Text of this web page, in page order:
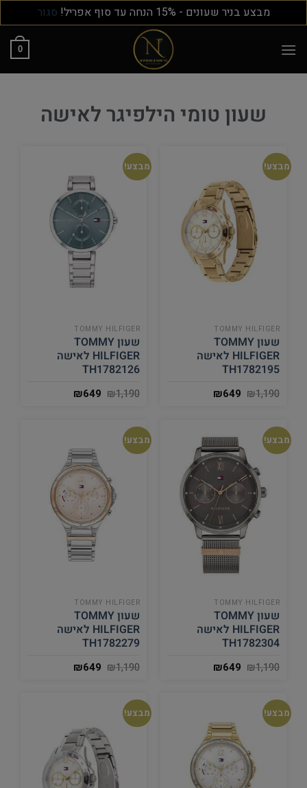
מבצע בניר שעונים - 15% הנחה עד סוף אפריל! סגור
0
שעון טומי הילפיגר לאישה
מבצע!
TOMMY HILFIGER
שעון TOMMY
HILFIGER לאישה
TH1782195
₪1,190
₪649
מבצע!
TOMMY HILFIGER
שעון TOMMY
HILFIGER לאישה
TH1782126
₪1,190
₪649
מבצע!
TOMMY HILFIGER
שעון TOMMY
HILFIGER לאישה
TH1782304
₪1,190
₪649
מבצע!
TOMMY HILFIGER
שעון TOMMY
HILFIGER לאישה
TH1782279
₪1,190
₪649
מבצע! מבצע!